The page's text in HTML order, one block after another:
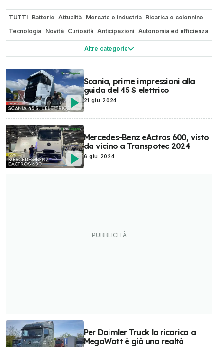
Altre categorie
TUTTI Batterie Attualità Mercato e industria Ricarica e colonnine
Tecnologia Novità Curiosità Anticipazioni Autonomia ed efficienza
Esperienze al volante
Prototipi & concept Promozioni Auto Motorsport Network
OmniFurgone.it OmniTrattore.it
Scania, prime impressioni alla
guida del 45 S elettrico
21 giu 2024
Mercedes-Benz eActros 600, visto
da vicino a Transpotec 2024
6 giu 2024
Per Daimler Truck la ricarica a
MegaWatt è già una realtà